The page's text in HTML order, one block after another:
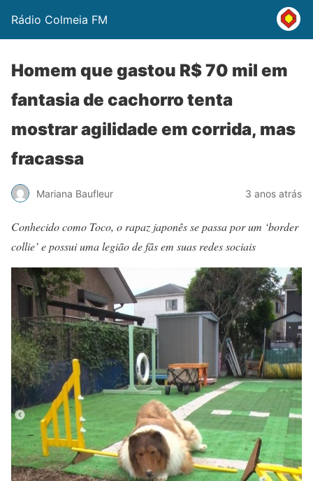
Rádio Colmeia FM
Homem que gastou R$ 70 mil em
fantasia de cachorro tenta
mostrar agilidade em corrida, mas
fracassa
Mariana Baufleur 3 anos atrás
Conhecido como Toco, o rapaz japonês se passa por um ‘border
collie’ e possui uma legião de fãs em suas redes sociais